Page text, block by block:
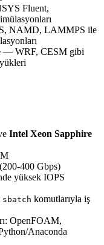
Fluent,
NAMD, LAMMPS ile
— WRF, CESM gibi
Intel Xeon Sapphire
400 Gbps)
yüksek IOPS
sbatch komutlarıyla iş
OpenFOAM,
Anaconda